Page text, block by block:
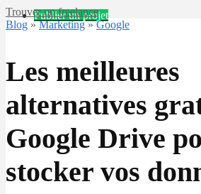
Publier un projet
Trouver un freelance
Blog »Marketing»Google
Les meilleures
alternatives
Google Drive
stocker vos